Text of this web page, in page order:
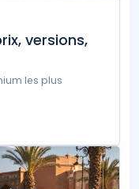
versions,
les plus